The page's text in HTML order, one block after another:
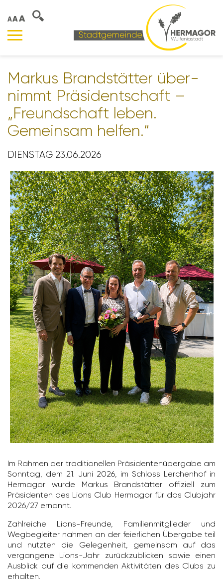
AAA
Markus Brand­stätter über­
nimmt Präsi­dent­schaft –
„Freund­schaft leben.
Gemeinsam helfen.“
DIENSTAG 23.06.2026
Im Rahmen der tradi­tio­nellen Präsi­den­ten­über­gabe am
Sonntag, dem 21. Juni 2026, im Schloss Lerchenhof in
Hermagor wurde Markus Brand­stätter offi­ziell zum
Präsi­denten des Lions Club Hermagor für das Club­jahr
2026/​27 ernannt.
Zahl­reiche Lions-Freunde, Fami­li­en­mit­glieder und
Wegbe­gleiter nahmen an der feier­li­chen Übergabe teil
und nutzten die Gele­gen­heit, gemeinsam auf das
vergan­gene Lions-Jahr zurück­zu­bli­cken sowie einen
Ausblick auf die kommenden Akti­vi­täten des Clubs zu
erhalten.